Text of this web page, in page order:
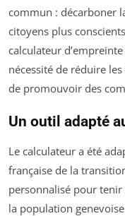
commun : décarboner
citoyens plus
calculateur
nécessité de réduire
de promouvoir des
Un outil adapté
Le calculateur a été
française de la
personnalisé pour
la population